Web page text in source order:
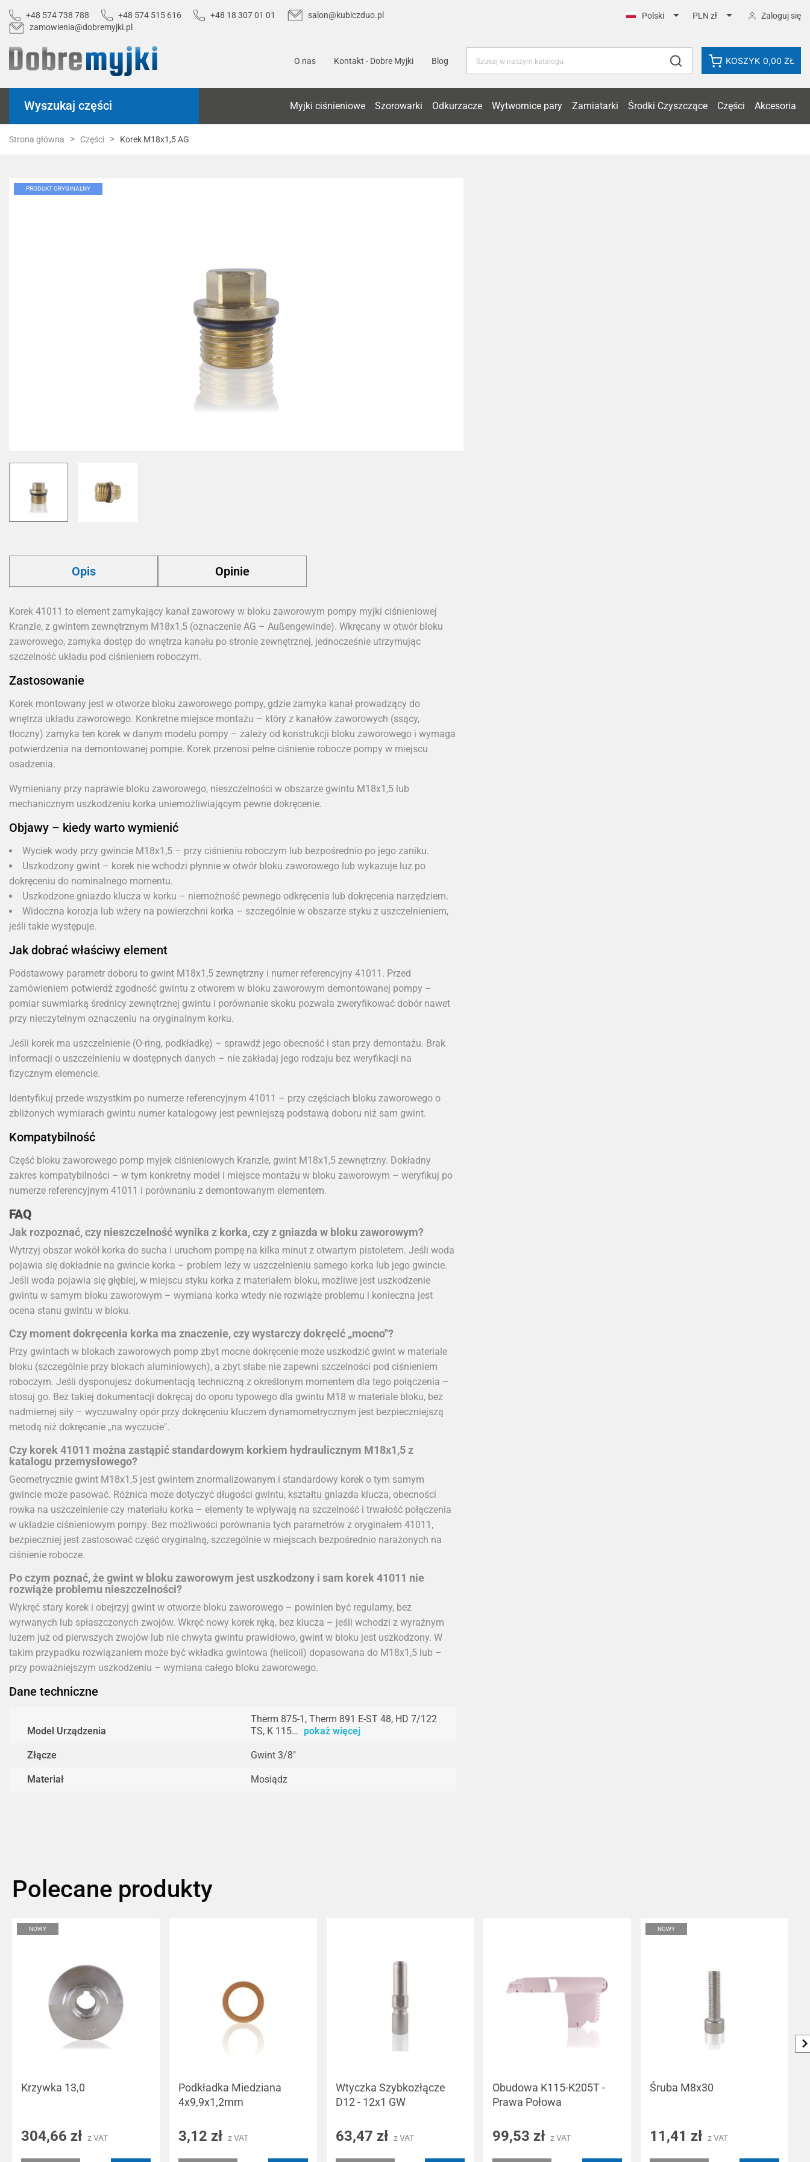
+48 574 738 788 +48 574 515 616 +48 18 307 01 01
salon@kubiczduo.pl
zamowienia@dobremyjki.pl
Polski  PLN zł  Zaloguj się
O nas Kontakt - Dobre Myjki Blog KOSZYK 0,00 ZŁ
Wyszukaj części Myjki ciśnieniowe Szorowarki Odkurzacze Wytwornice pary Zamiatarki Środki Czyszczące Części Akcesoria
Strona główna Części Korek M18x1,5 AG
PRODUKT ORYGINALNY
Opis Opinie
Korek 41011 to element zamykający kanał zaworowy w bloku zaworowym pompy myjki ciśnieniowej
Kranzle, z gwintem zewnętrznym M18x1,5 (oznaczenie AG – Außengewinde). Wkręcany w otwór bloku
zaworowego, zamyka dostęp do wnętrza kanału po stronie zewnętrznej, jednocześnie utrzymując
szczelność układu pod ciśnieniem roboczym.
Zastosowanie
Korek montowany jest w otworze bloku zaworowego pompy, gdzie zamyka kanał prowadzący do
wnętrza układu zaworowego. Konkretne miejsce montażu – który z kanałów zaworowych (ssący,
tłoczny) zamyka ten korek w danym modelu pompy – zależy od konstrukcji bloku zaworowego i wymaga
potwierdzenia na demontowanej pompie. Korek przenosi pełne ciśnienie robocze pompy w miejscu
osadzenia.
Wymieniany przy naprawie bloku zaworowego, nieszczelności w obszarze gwintu M18x1,5 lub
mechanicznym uszkodzeniu korka uniemożliwiającym pewne dokręcenie.
Objawy – kiedy warto wymienić
Wyciek wody przy gwincie M18x1,5 – przy ciśnieniu roboczym lub bezpośrednio po jego zaniku.
Uszkodzony gwint – korek nie wchodzi płynnie w otwór bloku zaworowego lub wykazuje luz po
dokręceniu do nominalnego momentu.
Uszkodzone gniazdo klucza w korku – niemożność pewnego odkręcenia lub dokręcenia narzędziem.
Widoczna korozja lub wżery na powierzchni korka – szczególnie w obszarze styku z uszczelnieniem,
jeśli takie występuje.
Jak dobrać właściwy element
Podstawowy parametr doboru to gwint M18x1,5 zewnętrzny i numer referencyjny 41011. Przed
zamówieniem potwierdź zgodność gwintu z otworem w bloku zaworowym demontowanej pompy –
pomiar suwmiarką średnicy zewnętrznej gwintu i porównanie skoku pozwala zweryfikować dobór nawet
przy nieczytelnym oznaczeniu na oryginalnym korku.
Jeśli korek ma uszczelnienie (O-ring, podkładkę) – sprawdź jego obecność i stan przy demontażu. Brak
informacji o uszczelnieniu w dostępnych danych – nie zakładaj jego rodzaju bez weryfikacji na
fizycznym elemencie.
Identyfikuj przede wszystkim po numerze referencyjnym 41011 – przy częściach bloku zaworowego o
zbliżonych wymiarach gwintu numer katalogowy jest pewniejszą podstawą doboru niż sam gwint.
Kompatybilność
Część bloku zaworowego pomp myjek ciśnieniowych Kranzle, gwint M18x1,5 zewnętrzny. Dokładny
zakres kompatybilności – w tym konkretny model i miejsce montażu w bloku zaworowym – weryfikuj po
numerze referencyjnym 41011 i porównaniu z demontowanym elementem.
FAQ
Jak rozpoznać, czy nieszczelność wynika z korka, czy z gniazda w bloku zaworowym?
Wytrzyj obszar wokół korka do sucha i uruchom pompę na kilka minut z otwartym pistoletem. Jeśli woda
pojawia się dokładnie na gwincie korka – problem leży w uszczelnieniu samego korka lub jego gwincie.
Jeśli woda pojawia się głębiej, w miejscu styku korka z materiałem bloku, możliwe jest uszkodzenie
gwintu w samym bloku zaworowym – wymiana korka wtedy nie rozwiąże problemu i konieczna jest
ocena stanu gwintu w bloku.
Czy moment dokręcenia korka ma znaczenie, czy wystarczy dokręcić „mocno"?
Przy gwintach w blokach zaworowych pomp zbyt mocne dokręcenie może uszkodzić gwint w materiale
bloku (szczególnie przy blokach aluminiowych), a zbyt słabe nie zapewni szczelności pod ciśnieniem
roboczym. Jeśli dysponujesz dokumentacją techniczną z określonym momentem dla tego połączenia –
stosuj go. Bez takiej dokumentacji dokręcaj do oporu typowego dla gwintu M18 w materiale bloku, bez
nadmiernej siły – wyczuwalny opór przy dokręceniu kluczem dynamometrycznym jest bezpieczniejszą
metodą niż dokręcanie „na wyczucie".
Czy korek 41011 można zastąpić standardowym korkiem hydraulicznym M18x1,5 z
katalogu przemysłowego?
Geometrycznie gwint M18x1,5 jest gwintem znormalizowanym i standardowy korek o tym samym
gwincie może pasować. Różnica może dotyczyć długości gwintu, kształtu gniazda klucza, obecności
rowka na uszczelnienie czy materiału korka – elementy te wpływają na szczelność i trwałość połączenia
w układzie ciśnieniowym pompy. Bez możliwości porównania tych parametrów z oryginałem 41011,
bezpieczniej jest zastosować część oryginalną, szczególnie w miejscach bezpośrednio narażonych na
ciśnienie robocze.
Po czym poznać, że gwint w bloku zaworowym jest uszkodzony i sam korek 41011 nie
rozwiąże problemu nieszczelności?
Wykręć stary korek i obejrzyj gwint w otworze bloku zaworowego – powinien być regularny, bez
wyrwanych lub spłaszczonych zwojów. Wkręć nowy korek ręką, bez klucza – jeśli wchodzi z wyraźnym
luzem już od pierwszych zwojów lub nie chwyta gwintu prawidłowo, gwint w bloku jest uszkodzony. W
takim przypadku rozwiązaniem może być wkładka gwintowa (helicoil) dopasowana do M18x1,5 lub –
przy poważniejszym uszkodzeniu – wymiana całego bloku zaworowego.
Dane techniczne
Model Urządzenia
Therm 875-1, Therm 891 E-ST 48, HD 7/122
TS, K 115… pokaż więcej
Złącze Gwint 3/8"
Materiał Mosiądz
Polecane produkty
Krzywka 13,0
304,66 zł z VAT
NOWY
Podkładka Miedziana
4x9,9x1,2mm
3,12 zł z VAT
Wtyczka Szybkozłącze
D12 - 12x1 GW
63,47 zł z VAT
Obudowa K115-K205T -
Prawa Połowa
99,53 zł z VAT
Śruba M8x30
11,41 zł z VAT
NOWY